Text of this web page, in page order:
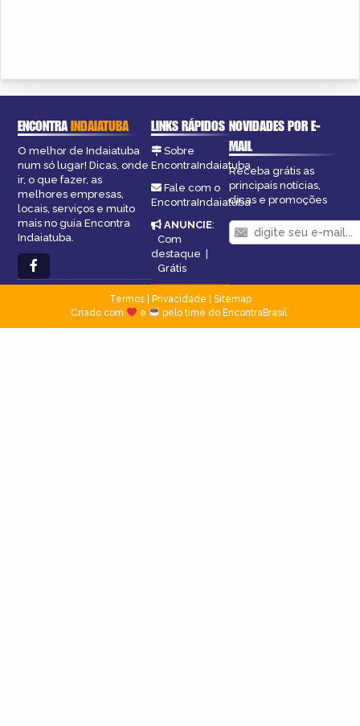
ENCONTRAINDAIATUBA
O melhor de Indaiatuba
num só lugar! Dicas, onde
ir, o que fazer, as
melhores empresas,
locais, serviços e muito
mais no guia Encontra
Indaiatuba.
LINKS RÁPIDOS
Sobre
EncontraIndaiatuba
Fale com o
EncontraIndaiatuba
ANUNCIE:
Com
destaque |
Grátis
NOVIDADES POR E-
MAIL
Receba grátis as
principais notícias,
dicas e promoções
Termos| Privacidade
Sitemap
Criado com
e pelo time do EncontraBrasil